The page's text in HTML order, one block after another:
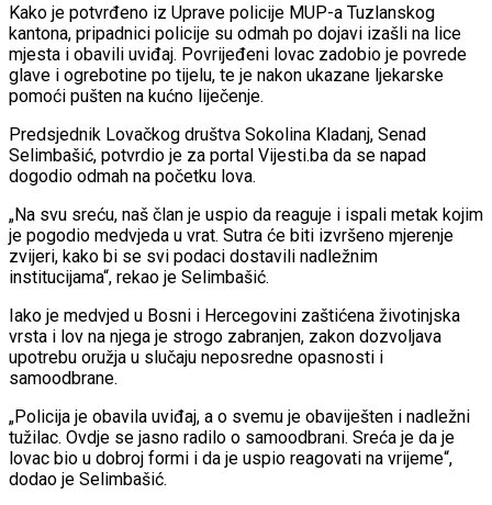
Kako je potvrđeno iz Uprave policije MUP-a Tuzlanskog
kantona, pripadnici policije su odmah po dojavi izašli na lice
mjesta i obavili uviđaj. Povrijeđeni lovac zadobio je povrede
glave i ogrebotine po tijelu, te je nakon ukazane ljekarske
pomoći pušten na kućno liječenje.
Predsjednik Lovačkog društva Sokolina Kladanj, Senad
Selimbašić, potvrdio je za portal Vijesti.ba da se napad
dogodio odmah na početku lova.
„Na svu sreću, naš član je uspio da reaguje i ispali metak kojim
je pogodio medvjeda u vrat. Sutra će biti izvršeno mjerenje
zvijeri, kako bi se svi podaci dostavili nadležnim
institucijama“, rekao je Selimbašić.
Iako je medvjed u Bosni i Hercegovini zaštićena životinjska
vrsta i lov na njega je strogo zabranjen, zakon dozvoljava
upotrebu oružja u slučaju neposredne opasnosti i
samoodbrane.
„Policija je obavila uviđaj, a o svemu je obaviješten i nadležni
tužilac. Ovdje se jasno radilo o samoodbrani. Sreća je da je
lovac bio u dobroj formi i da je uspio reagovati na vrijeme“,
dodao je Selimbašić.